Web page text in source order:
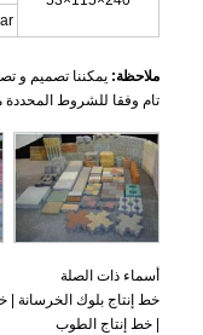
ملاحظة: يمكننا تصميم و
تام وفقا للشروط المحددة
أسماء ذات الصلة
خط إنتاج بلوك الخرسانة |
| خط إنتاج الطوب